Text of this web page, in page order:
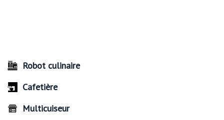
Robot culinaire
Cafetière
Multicuiseur